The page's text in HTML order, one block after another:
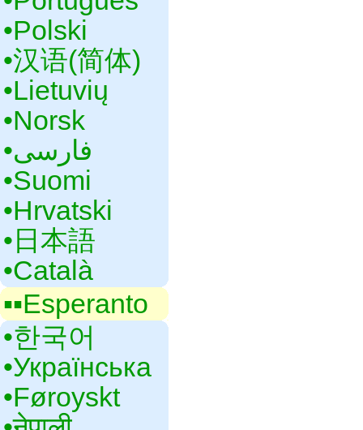
•‎Polski
•‎汉语(简体)
•‎Lietuvių
•‎Norsk
•‎فارسی
•‎Suomi
•‎Hrvatski
•‎日本語
•‎Català
▪▪‎Esperanto
•‎한국어
•‎Українська
•‎Føroyskt